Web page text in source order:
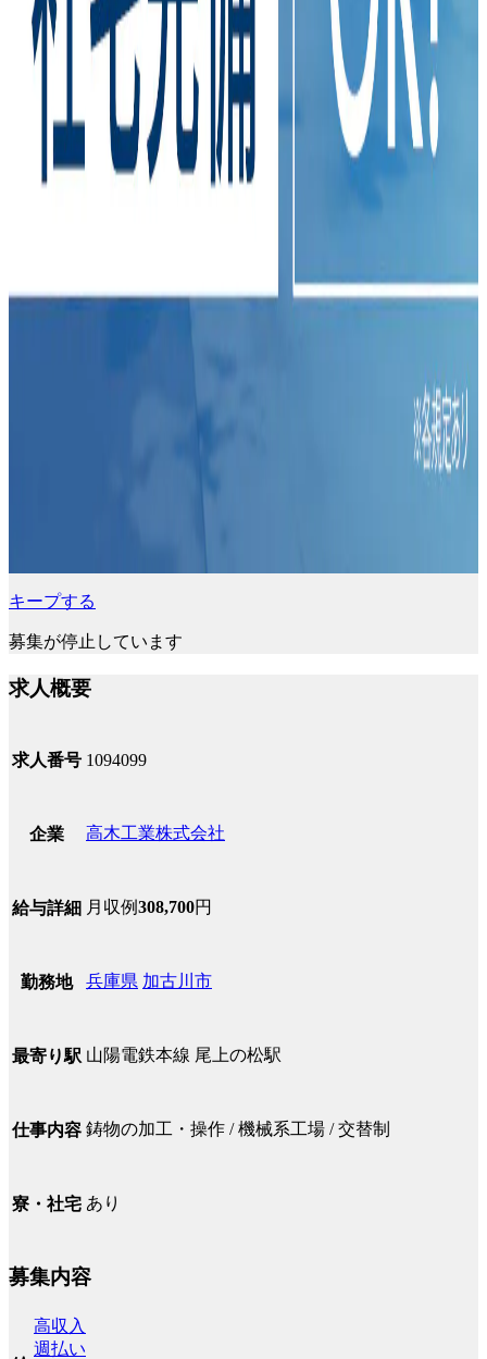
キープする
募集が停止しています
求人概要
求人番号 1094099
企業 高木工業株式会社
給与詳細 月収例308,700円
勤務地 兵庫県 加古川市
最寄り駅 山陽電鉄本線 尾上の松駅
仕事内容 鋳物の加工・操作 / 機械系工場 / 交替制
寮・社宅 あり
募集内容
高収入
週払い